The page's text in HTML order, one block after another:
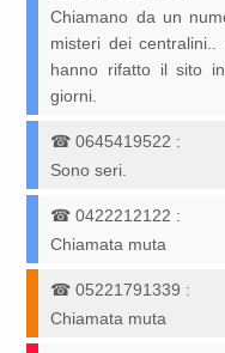
Chiamano da un
misteri dei
hanno rifatto il sito
giorni.
☎0645419522 :
Sono seri.
☎0422212122 :
Chiamata muta
☎05221791339 :
Chiamata muta